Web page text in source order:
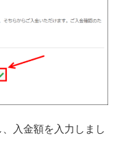
入金額を入力しまし